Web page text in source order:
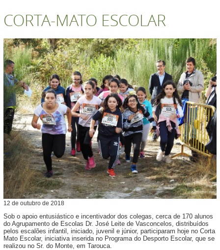
CORTA-MATO ESCOLAR
12 de outubro de 2018
Sob o apoio entusiástico e incentivador dos colegas, cerca de 170 alunos
do Agrupamento de Escolas Dr. José Leite de Vasconcelos, distribuídos
pelos escalões infantil, iniciado, juvenil e júnior, participaram hoje no Corta
Mato Escolar, iniciativa inserida no Programa do Desporto Escolar, que se
realizou no Sr. do Monte, em Tarouca.